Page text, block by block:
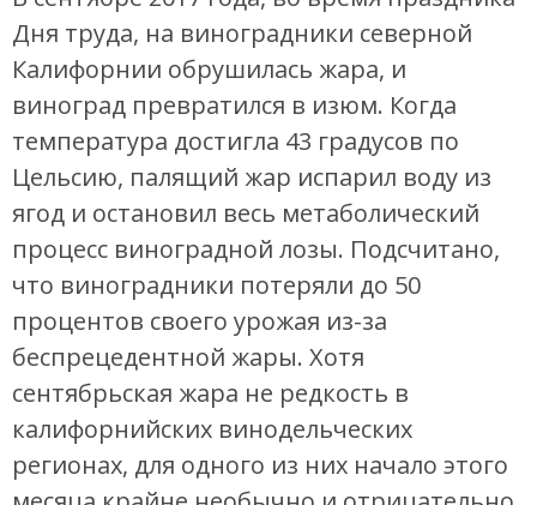
Дня труда, на виноградники северной
Калифорнии обрушилась жара, и
виноград превратился в изюм. Когда
температура достигла 43 градусов по
Цельсию, палящий жар испарил воду из
ягод и остановил весь метаболический
процесс виноградной лозы. Подсчитано,
что виноградники потеряли до 50
процентов своего урожая из-за
беспрецедентной жары. Хотя
сентябрьская жара не редкость в
калифорнийских винодельческих
регионах, для одного из них начало этого